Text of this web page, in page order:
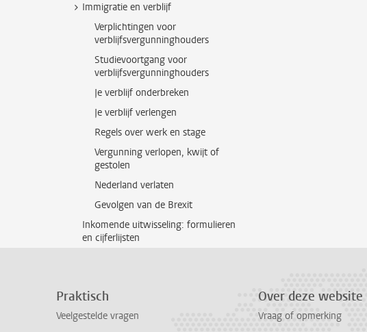
Immigratie en verblijf
Verplichtingen voor
verblijfsvergunninghouders
Studievoortgang voor
verblijfsvergunninghouders
Je verblijf onderbreken
Je verblijf verlengen
Regels over werk en stage
Vergunning verlopen, kwijt of
gestolen
Nederland verlaten
Gevolgen van de Brexit
Inkomende uitwisseling: formulieren
en cijferlijsten
Praktisch
Veelgestelde vragen
Over deze website
Vraag of opmerking